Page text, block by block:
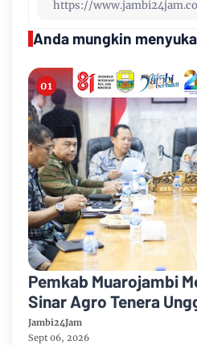
Anda mungkin
Pemkab Muarojambi
Sinar Agro Tenera
Sipin Teluk Duren
Jambi24Jam
Sept 06, 2026